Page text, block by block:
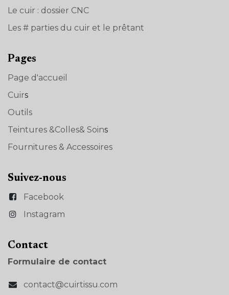
Le cuir : dossier CNC
Les # parties du cuir et le prêtant
Pages
Page d'accueil
Cuirs
Outils
Teintures &Colles& Soins
Fournitures & Accessoires
Suivez-nous
Facebook
Instagram
Con​tact
Formulaire de contact
contact@cuirtissu.com